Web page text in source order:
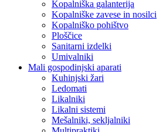
Kopalniška galanterija
Kopalniške zavese in nosilci
Kopalniško pohištvo
Ploščice
Sanitarni izdelki
Umivalniki
Mali gospodinjski aparati
Kuhinjski žari
Ledomati
Likalniki
Likalni sistemi
Mešalniki, sekljalniki